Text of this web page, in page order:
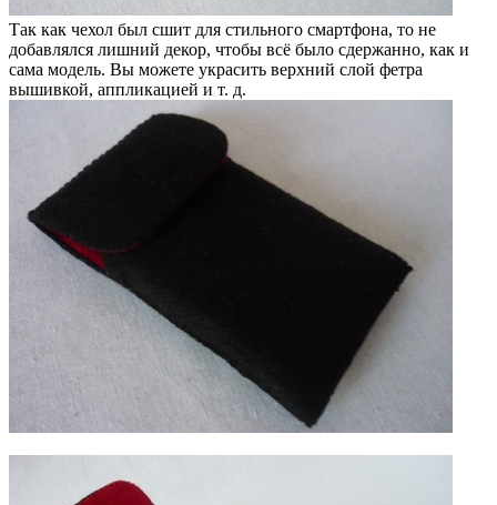
Так как чехол был сшит для стильного смартфона, то не
добавлялся лишний декор, чтобы всё было сдержанно, как и
сама модель. Вы можете украсить верхний слой фетра
вышивкой, аппликацией и т. д.